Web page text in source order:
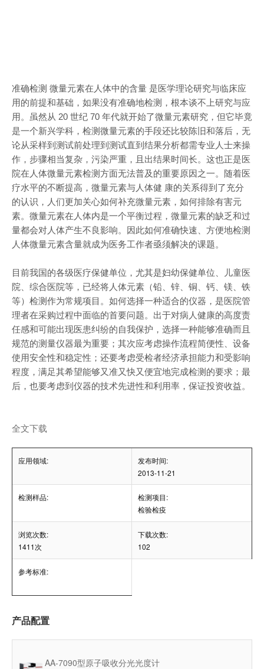
准确检测 微量元素在人体中的含量 是医学理论研究与临床应
用的前提和基础，如果没有准确地检测，根本谈不上研究与应
用。虽然从 20 世纪 70 年代就开始了微量元素研究，但它毕竟
是一个新兴学科，检测微量元素的手段还比较陈旧和落后，无
论从采样到测试前处理到测试直到结果分析都需专业人士来操
作，步骤相当复杂，污染严重，且出结果时间长。这也正是医
院在人体微量元素检测方面无法普及的重要原因之一。随着医
疗水平的不断提高，微量元素与人体健 康的关系得到了充分
的认识，人们更加关心如何补充微量元素，如何排除有害元
素。微量元素在人体内是一个平衡过程，微量元素的缺乏和过
量都会对人体产生不良影响。因此如何准确快速、方便地检测
人体微量元素含量就成为医务工作者亟须解决的课题。
目前我国的各级医疗保健单位，尤其是妇幼保健单位、儿童医
院、综合医院等，已经将人体元素（铅、锌、铜、钙、镁、铁
等）检测作为常规项目。如何选择一种适合的仪器，是医院管
理者在采购过程中面临的首要问题。出于对病人健康的高度责
任感和可能出现医患纠纷的自我保护，选择一种能够准确而且
规范的测量仪器最为重要；其次应考虑操作流程简便性、设备
使用安全性和稳定性；还要考虑受检者经济承担能力和受影响
程度，满足其希望能够又准又快又便宜地完成检测的要求；最
后，也要考虑到仪器的技术先进性和利用率，保证投资收益。
全文下载
应用领域:
发布时间:
2013-11-21
检测样品:
检测项目:
检验检疫
浏览次数:
1411次
下载次数:
102
参考标准:
产品配置
AA-7090型原子吸收分光光度计